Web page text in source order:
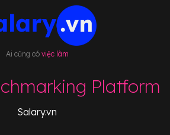
Ai cũng cóviệc làm
Platform
Salary.vn